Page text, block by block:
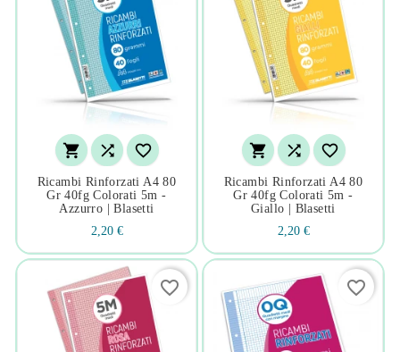
  
Ricambi Rinforzati A4 80
Gr 40fg Colorati 5m -
Azzurro | Blasetti
2,20 €
  
Ricambi Rinforzati A4 80
Gr 40fg Colorati 5m -
Giallo | Blasetti
2,20 €
favorite_border favorite_border